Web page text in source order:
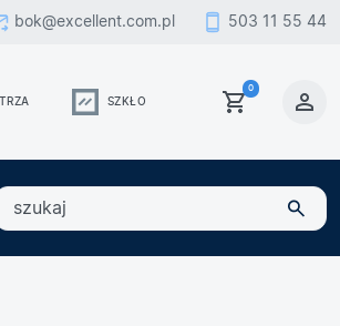
bok@excellent.com.pl 503 11 55 44
SZKŁO
0